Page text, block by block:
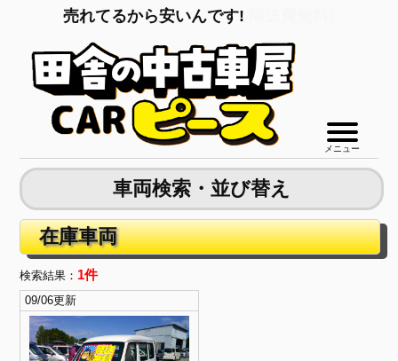
売れてるから安いんです!
メニュー
車両検索・並び替え
在庫車両
検索結果： 1件
09/06更新